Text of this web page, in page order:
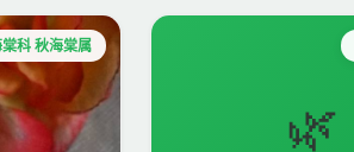
科 秋海棠属
🌿